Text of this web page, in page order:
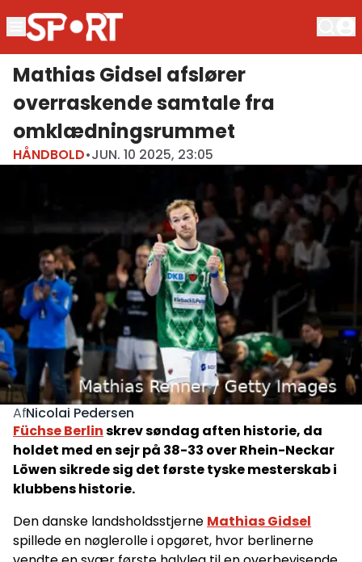
Mathias Gidsel afslører
overraskende samtale fra
omklædningsrummet
HÅNDBOLD•JUN. 10 2025, 23:05
AfNicolai Pedersen
Füchse Berlinskrev søndag aften historie, da
holdet med en sejr på 38-33 over Rhein-Neckar
Löwen sikrede sig det første tyske mesterskab i
klubbens historie.
Den danske landsholdsstjerne Mathias Gidsel
spillede en nøglerolle i opgøret, hvor berlinerne